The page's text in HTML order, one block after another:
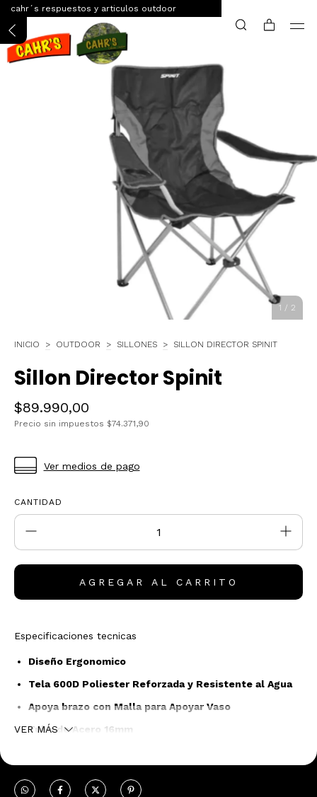
cahr´s respuestos y articulos outdoor
1 / 2
INICIO > OUTDOOR > SILLONES > SILLON DIRECTOR SPINIT
Sillon Director Spinit
$89.990,00
Precio sin impuestos $74.371,90
Ver medios de pago
CANTIDAD
Especificaciones tecnicas
Diseño Ergonomico
Tela 600D Poliester Reforzada y Resistente al Agua
Apoya brazo con Malla para Apoyar Vaso
Tubo de Acero 16mm
VER MÁS